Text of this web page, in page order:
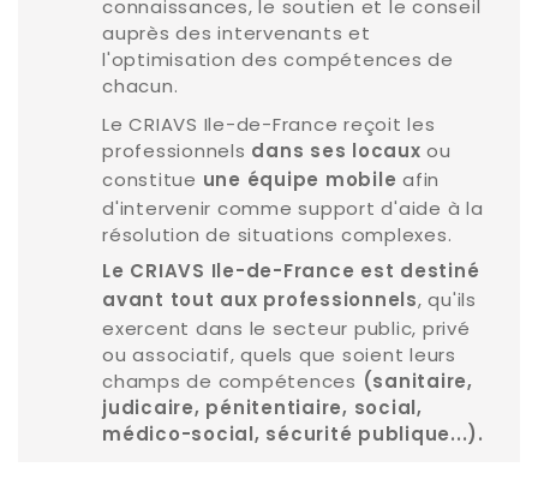
connaissances, le soutien et le conseil
auprès des intervenants et
l'optimisation des compétences de
chacun.
Le CRIAVS Ile-de-France reçoit les
professionnels dans ses locaux ou
constitue une équipe mobile afin
d'intervenir comme support d'aide à la
résolution de situations complexes.
Le CRIAVS Ile-de-France est destiné
avant tout aux professionnels, qu'ils
exercent dans le secteur public, privé
ou associatif, quels que soient leurs
champs de compétences (sanitaire,
judicaire, pénitentiaire, social,
médico-social, sécurité publique...).